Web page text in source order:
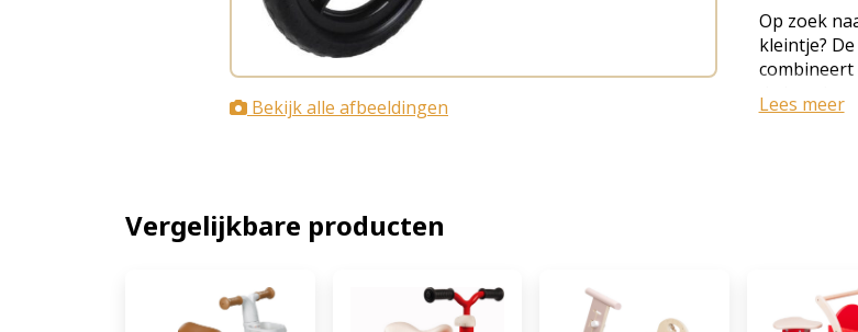
Bekijk alle afbeeldingen
Op zoek
kleintje?
combineert
de lage
ideaal voor
Voor een
klaar voor
Lees meer
Vergelijkbare producten